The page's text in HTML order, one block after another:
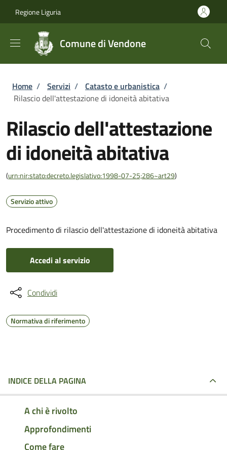
Regione Liguria
Comune di Vendone
Briciole di pane
Home / Servizi / Catasto e urbanistica /
Rilascio dell'attestazione di idoneità abitativa
Rilascio dell'attestazione
di idoneità abitativa
(urn:nir:stato:decreto.legislativo:1998-07-25;286~art29)
Servizio attivo
Procedimento di rilascio dell'attestazione di idoneità abitativa
Accedi al servizio
Condividi
Normativa di riferimento
INDICE DELLA PAGINA
A chi è rivolto
Approfondimenti
Come fare